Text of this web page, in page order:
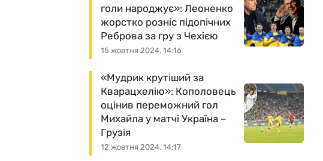
15 жовтня 2024, 14:16
голи народжує»: Леоненко
жорстко розніс підопічних
Реброва за гру з Чехією
12 жовтня 2024, 14:17
«Мудрик крутіший за
Кварацхелію»: Кополовець
оцінив переможний гол
Михайла у матчі Україна –
Грузія